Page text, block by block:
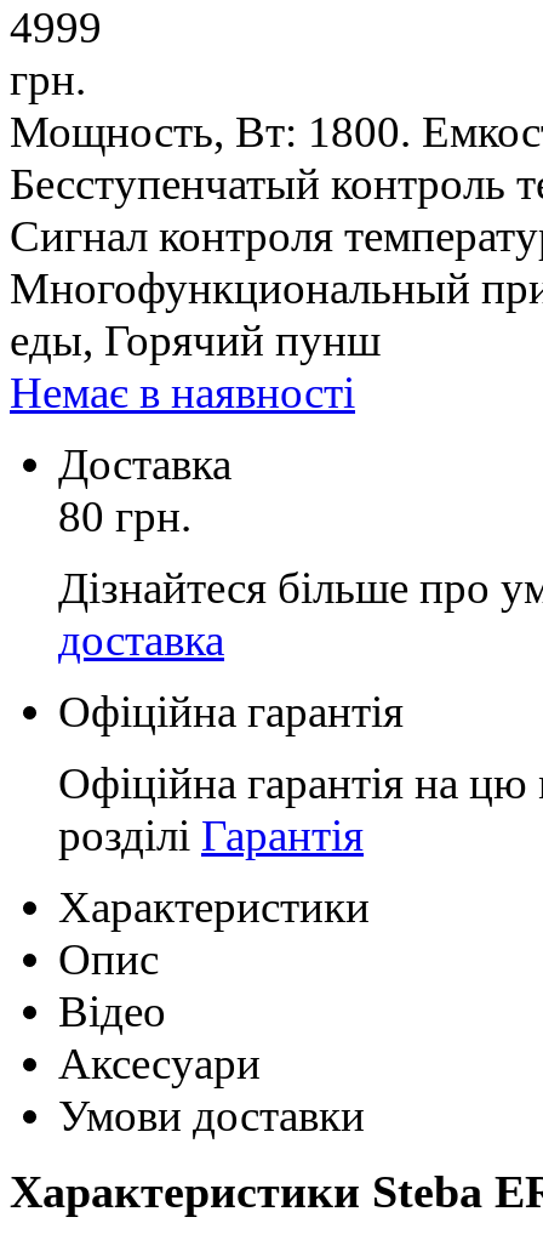
4999
грн.
Мощность, Вт: 1800.
Бесступенчатый контроль
Сигнал контроля
Многофункциональный
еды, Горячий пунш
Немає в наявності
Доставка
80 грн.
Дізнайтеся більше про
доставка
Офіційна гарантія
Офіційна гарантія на
розділі Гарантія
Характеристики
Опис
Відео
Аксесуари
Умови доставки
Характеристики Steba